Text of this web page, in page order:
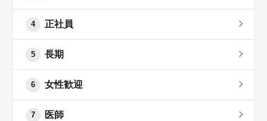
4 正社員
5 長期
6 女性歓迎
7 医師